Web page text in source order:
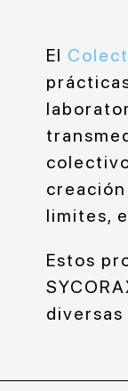
El
limites,
Estos